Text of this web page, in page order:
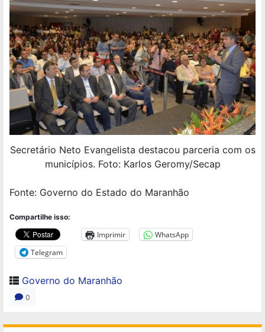
Secretário Neto Evangelista destacou parceria com os
municípios. Foto: Karlos Geromy/Secap
Fonte: Governo do Estado do Maranhão
Compartilhe isso:
Imprimir
WhatsApp
Telegram
Governo do Maranhão
0